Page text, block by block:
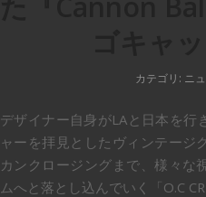
カテゴリ: ニ
デザイナー自身がLAと日本を行
ャーを拝見としたヴィンテージ
カンクロージングまで、様々な
ムへと落とし込んでいく「O.C